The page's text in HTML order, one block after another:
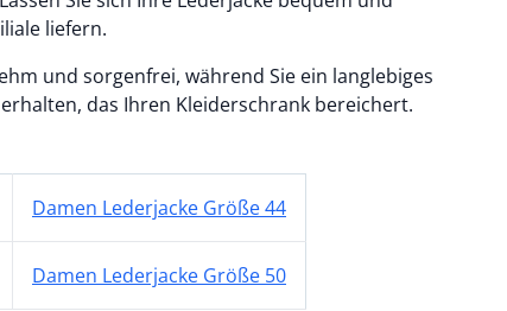
liefern.
und sorgenfrei, während Sie ein langlebiges
das Ihren Kleiderschrank bereichert.
Damen Lederjacke Größe 44
Damen Lederjacke Größe 50